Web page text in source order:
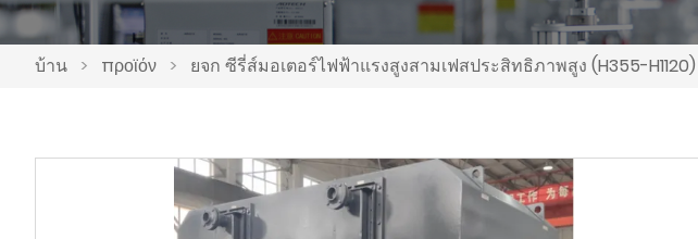
บ้าน > προϊόν > ยจก ซีรี่ส์มอเตอร์ไฟฟ้าแรงสูงสามเฟสประสิทธิภาพสูง (H355-H1120)